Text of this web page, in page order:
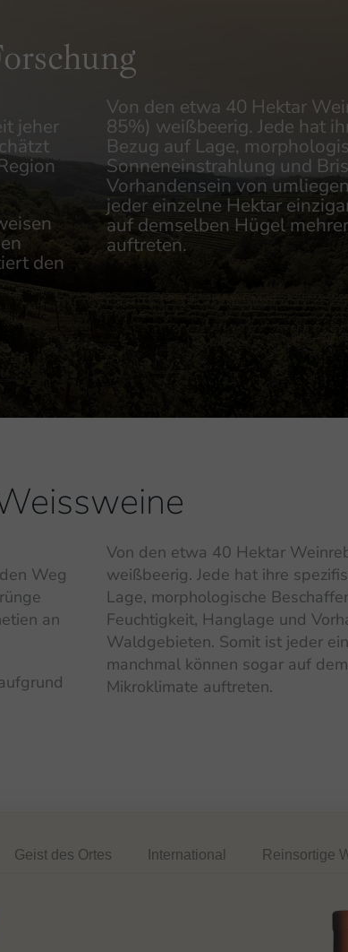
jeher
den
Von den etwa 40 Hektar
85%) weißbeerig. Jede hat
Bezug auf Lage,
Sonneneinstrahlung und
Vorhandensein von
jeder einzelne Hektar
auf demselben Hügel
auftreten.
Weg
an
Von den etwa 40 Hektar
weißbeerig. Jede hat ihre
Lage, morphologische
Feuchtigkeit, Hanglage und
Waldgebieten. Somit ist jeder
manchmal können sogar auf
Mikroklimate auftreten.
Geist des Ortes International Reinsortige